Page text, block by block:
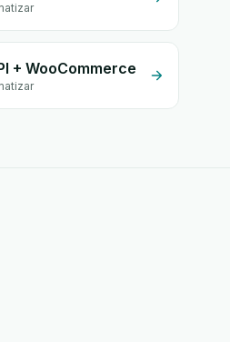
+ WooCommerce